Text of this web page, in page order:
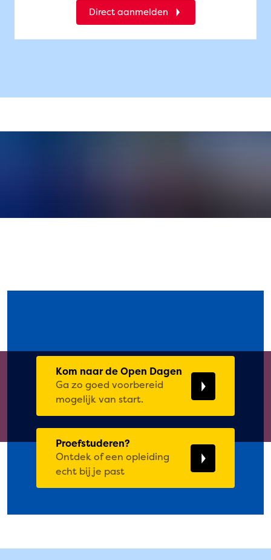
Direct aanmelden
Kom naar de Open Dagen
Ga zo goed voorbereid
mogelijk van start.
Proefstuderen?
Ontdek of een opleiding
echt bij je past